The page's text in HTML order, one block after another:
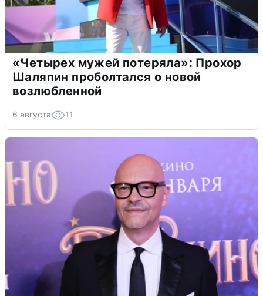
«Четырех мужей потеряла»: Прохор
Шаляпин проболтался о новой
возлюбленной
6 августа 11